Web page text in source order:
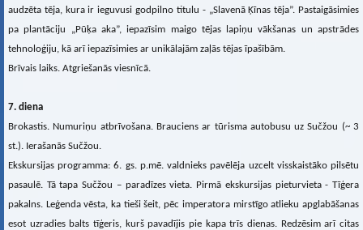
audzēta tēja, kura ir ieguvusi godpilno titulu - „Slavenā Ķīnas tēja”. Pastaigāsimies
pa plantāciju „Pūķa aka”, iepazīsim maigo tējas lapiņu vākšanas un apstrādes
tehnoloģiju, kā arī iepazīsimies ar unikālajām zaļās tējas īpašībām.
Brīvais laiks. Atgriešanās viesnīcā.
7. diena
Brokastis. Numuriņu atbrīvošana. Brauciens ar tūrisma autobusu uz Sučžou (~ 3
st.). Ierašanās Sučžou.
Ekskursijas programma: 6. gs. p.mē. valdnieks pavēlēja uzcelt visskaistāko pilsētu
pasaulē. Tā tapa Sučžou – paradīzes vieta. Pirmā ekskursijas pieturvieta - Tīģera
pakalns. Leģenda vēsta, ka tieši šeit, pēc imperatora mirstīgo atlieku apglabāšanas
esot uzradies balts tīģeris, kurš pavadījis pie kapa trīs dienas. Redzēsim arī citas